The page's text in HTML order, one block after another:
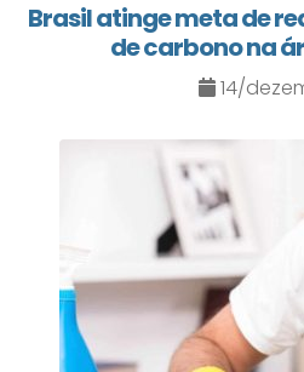
Brasil atinge meta de
de carbono na
14/